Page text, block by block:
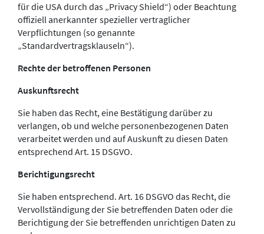
für die USA durch das „Privacy Shield“) oder Beachtung
offiziell anerkannter spezieller vertraglicher
Verpflichtungen (so genannte
„Standardvertragsklauseln“).
Rechte der betroffenen Personen
Auskunftsrecht
Sie haben das Recht, eine Bestätigung darüber zu
verlangen, ob und welche personenbezogenen Daten
verarbeitet werden und auf Auskunft zu diesen Daten
entsprechend Art. 15 DSGVO.
Berichtigungsrecht
Sie haben entsprechend. Art. 16 DSGVO das Recht, die
Vervollständigung der Sie betreffenden Daten oder die
Berichtigung der Sie betreffenden unrichtigen Daten zu